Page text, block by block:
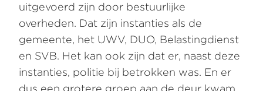
uitgevoerd zijn door bestuurlijke
overheden. Dat zijn instanties als de
gemeente, het UWV, DUO, Belastingdienst
en SVB. Het kan ook zijn dat er, naast deze
instanties, politie bij betrokken was. En er
dus een grotere groep aan de deur kwam.